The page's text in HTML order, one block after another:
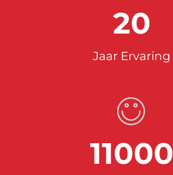
20
Jaar Ervaring
11000